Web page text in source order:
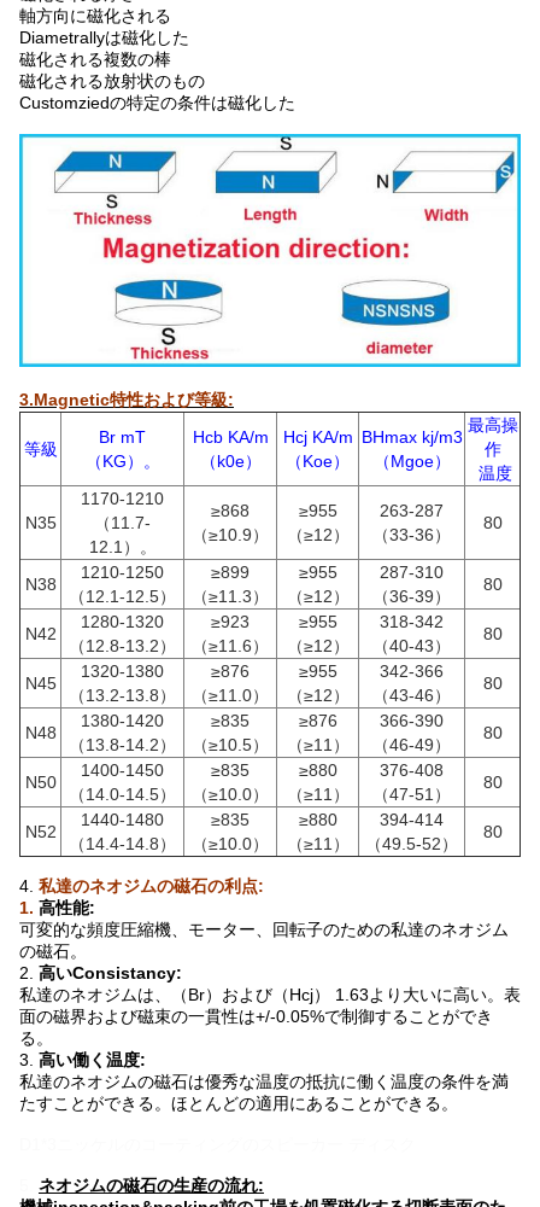
軸方向に磁化される
Diametrallyは磁化した
磁化される複数の棒
磁化される放射状のもの
Customziedの特定の条件は磁化した
3.Magnetic特性および等級:
等級
Br mT
（KG）。
Hcb KA/m
（k0e）
Hcj KA/m
（Koe）
BHmax kj/m3
（Mgoe）
最高操
作
温度
N35
1170-1210
（11.7-
12.1）。
≥868
（≥10.9）
≥955
（≥12）
263-287
（33-36）
80
N38
1210-1250
（12.1-12.5）
≥899
（≥11.3）
≥955
（≥12）
287-310
（36-39）
80
N42
1280-1320
（12.8-13.2）
≥923
（≥11.6）
≥955
（≥12）
318-342
（40-43）
80
N45
1320-1380
（13.2-13.8）
≥876
（≥11.0）
≥955
（≥12）
342-366
（43-46）
80
N48
1380-1420
（13.8-14.2）
≥835
（≥10.5）
≥876
（≥11）
366-390
（46-49）
80
N50
1400-1450
（14.0-14.5）
≥835
（≥10.0）
≥880
（≥11）
376-408
（47-51）
80
N52
1440-1480
（14.4-14.8）
≥835
（≥10.0）
≥880
（≥11）
394-414
（49.5-52）
80
4. 私達のネオジムの磁石の利点:
1. 高性能:
可変的な頻度圧縮機、モーター、回転子のための私達のネオジム
の磁石。
2. 高いConsistancy:
私達のネオジムは、（Br）および（Hcj） 1.63より大いに高い。表
面の磁界および磁束の一貫性は+/-0.05%で制御することができ
る。
3. 高い働く温度:
私達のネオジムの磁石は優秀な温度の抵抗に働く温度の条件を満
たすことができる。ほとんどの適用にあることができる。
ネオジムの磁石の生産の流れ: